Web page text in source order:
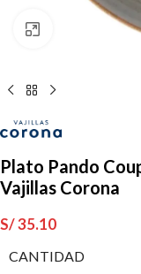
Clic para ampliar
Plato Pando
Vajillas Corona
S/35.10
CANTIDAD